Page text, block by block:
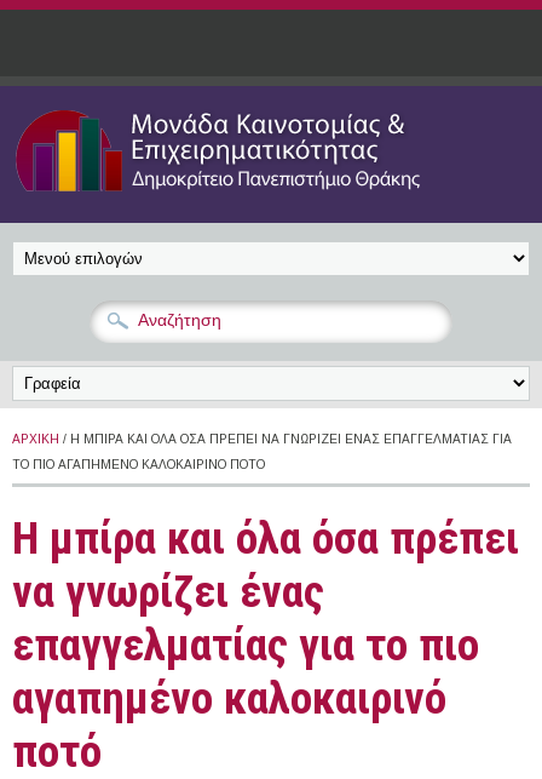
Παράκαμψη προς το κυρίως περιεχόμενο
ΑΡΧΙΚΉ / H ΜΠΊΡΑ ΚΑΙ ΌΛΑ ΌΣΑ ΠΡΈΠΕΙ ΝΑ ΓΝΩΡΊΖΕΙ ΈΝΑΣ ΕΠΑΓΓΕΛΜΑΤΊΑΣ ΓΙΑ
ΤΟ ΠΙΟ ΑΓΑΠΗΜΈΝΟ ΚΑΛΟΚΑΙΡΙΝΌ ΠΟΤΌ
H μπίρα και όλα όσα πρέπει
να γνωρίζει ένας
επαγγελματίας για το πιο
αγαπημένο καλοκαιρινό
ποτό